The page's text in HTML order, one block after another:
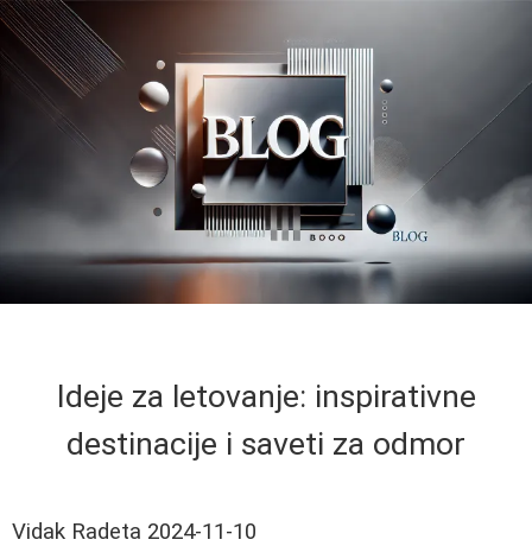
Ideje za letovanje: inspirativne
destinacije i saveti za odmor
Vidak Radeta 2024-11-10